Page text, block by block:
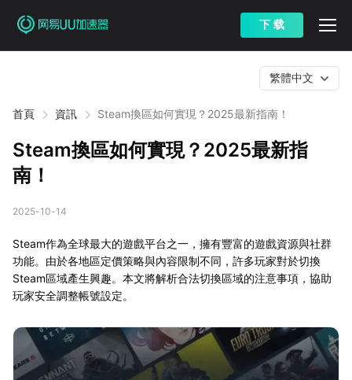
下 载
首頁 資訊 Steam換區如何實現？2025最新指南！
繁體中文
Steam換區如何實現？2025最新指
南！
2025-10-14
Steam作為全球最大的遊戲平台之一，擁有豐富的遊戲資源與社群
功能。由於各地區定價策略與內容限制不同，許多玩家對於切換
Steam區域產生興趣。本文將解析合法切換區域的注意事項，協助
玩家安全調整帳號設定。